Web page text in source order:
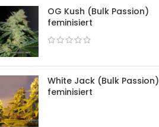
OG Kush (Bulk Passion)
feminisiert
White Jack (Bulk Passion)
feminisiert